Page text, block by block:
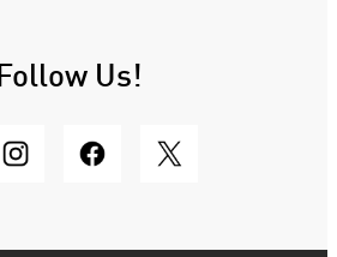
Follow Us!